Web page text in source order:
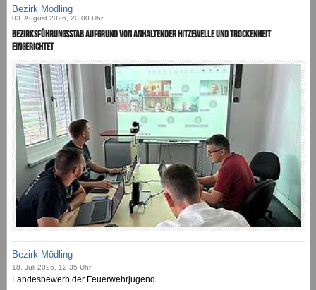
Bezirk Mödling
03. August 2026, 20:00 Uhr
Bezirksführungsstab aufgrund von anhaltender Hitzewelle und Trockenheit
eingerichtet
Bezirk Mödling
18. Juli 2026, 12:35 Uhr
Landesbewerb der Feuerwehrjugend